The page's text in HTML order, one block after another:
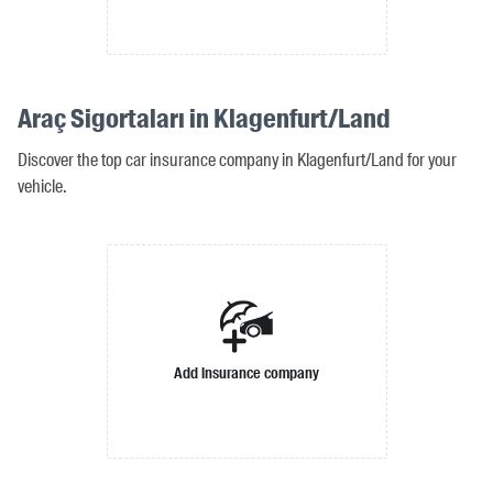
Araç Sigortaları in Klagenfurt/Land
Discover the top car insurance company in Klagenfurt/Land for your
vehicle.
Add insurance company